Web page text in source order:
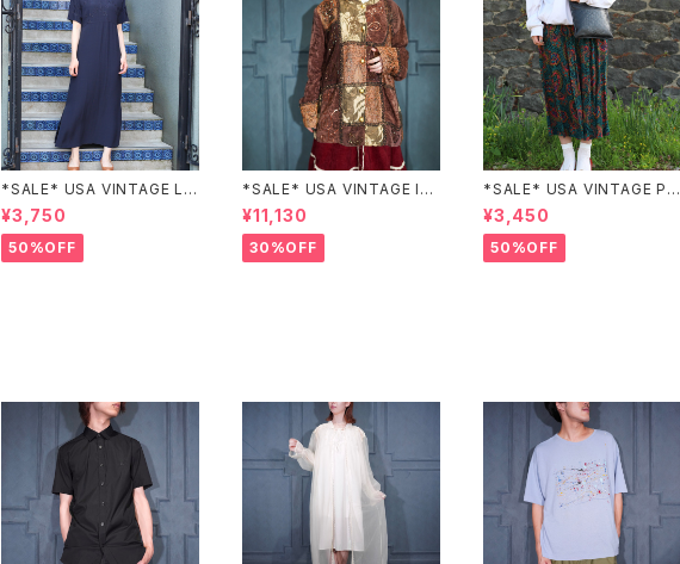
*SALE* USA VINTAGE LIZ
claiborne EMBROIDERY
DESIGN NAVY ONE PIEC
E/アメリカ古着刺繍デザイン
ネイビーワンピース
¥3,750
50%OFF
*SALE* USA VINTAGE Ind
igo moon PATCHWORK E
MBROIDERY DESIGN JAC
KET/アメリカ古着パッチワー
ク刺繍ジャケット
¥11,130
30%OFF
*SALE* USA VINTAGE PAI
SLEY PATTERNED DESIG
N SKIRT/アメリカ古着ペイズ
リー柄デザインスカート
¥3,450
50%OFF